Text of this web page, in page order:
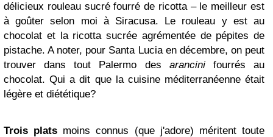
délicieux rouleau sucré fourré de ricotta – le meilleur est
à goûter selon moi à Siracusa. Le rouleau y est au
chocolat et la ricotta sucrée agrémentée de pépites de
pistache. A noter, pour Santa Lucia en décembre, on peut
trouver dans tout Palermo des arancinifourrés au
chocolat. Qui a dit que la cuisine méditerranéenne était
légère et diététique?
Trois plats moins connus (que j'adore) méritent toute